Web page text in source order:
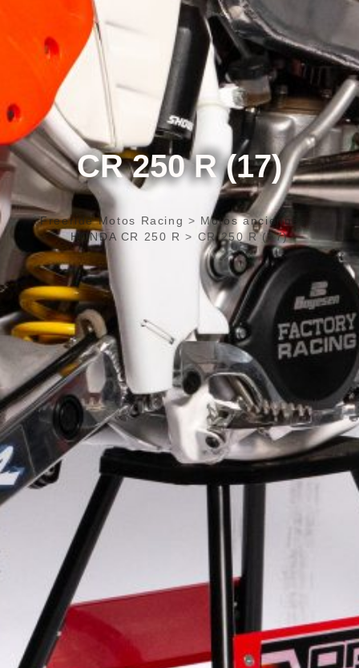
CR 250 R (17)
Freeride Motos Racing > Motos anciennes
HONDA CR 250 R > CR 250 R (17)